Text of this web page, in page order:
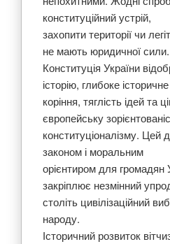
конституційний устрій,
захопити території чи
не мають юридичної сили.
Конституція України
історію, глибоке історичне
коріння, тяглість ідей та
європейську
конституціоналізму. Цей
законом і моральним
орієнтиром для громадян
закріплює незмінний
століть цивілізаційний
народу.
Історичний розвиток